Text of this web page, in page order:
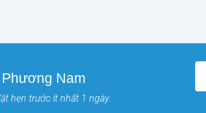
Nam
hẹn trước ít nhất 1 ngày.